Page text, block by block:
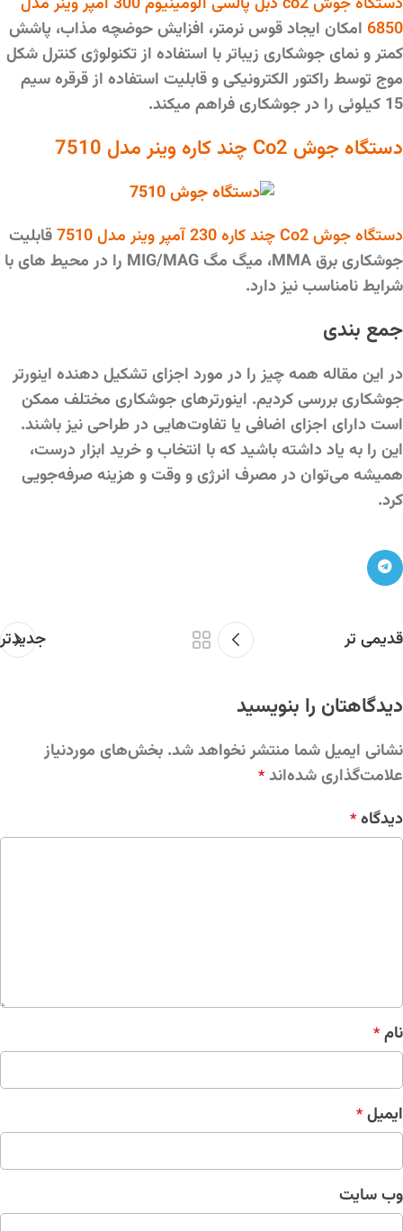
6850 امکان ایجاد قوس نرمتر، افزایش حوضچه مذاب، پاشش
کمتر و نمای جوشکاری زیباتر با استفاده از تکنولوژی کنترل شکل
موج توسط راکتور الکترونیکی و قابلیت استفاده از قرقره سیم
15 کیلوئی را در جوشکاری فراهم میکند.
دستگاه جوش Co2 چند کاره وینر مدل 7510
دستگاه جوش Co2 چند کاره 230 آمپر وینر مدل 7510
قابلیت
جوشکاری برق MMA، میگ مگ MIG/MAG را در محیط های با
شرایط نامناسب نیز دارد.
جمع بندی
در این مقاله همه چیز را در مورد اجزای تشکیل دهنده اینورتر
جوشکاری بررسی کردیم. اینورترهای جوشکاری مختلف ممکن
است دارای اجزای اضافی یا تفاوت‌هایی در طراحی نیز باشند.
این را به یاد داشته باشید که با انتخاب و خرید ابزار درست،
همیشه می‌توان در مصرف انرژی و وقت و هزینه صرفه‌جویی
کرد.
جدیدتر قدیمی تر
دیدگاهتان را بنویسید
نشانی ایمیل شما منتشر نخواهد شد. بخش‌های موردنیاز
علامت‌گذاری شده‌اند *
دیدگاه *
نام *
ایمیل *
وب‌ سایت